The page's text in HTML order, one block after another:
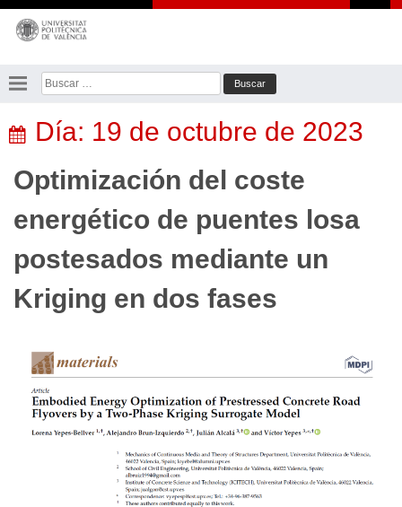
Saltar
contenido
Buscar:
Día: 19 de octubre de 2023
Optimización del coste
energético de puentes losa
postesados mediante un
Kriging en dos fases